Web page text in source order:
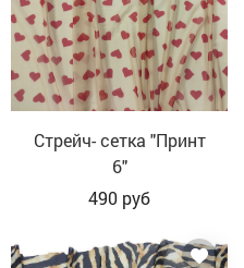
Стрейч- сетка "Принт
6"
490 руб